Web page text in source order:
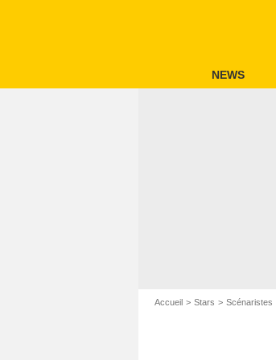
NEWS
Accueil Stars Scénaristes